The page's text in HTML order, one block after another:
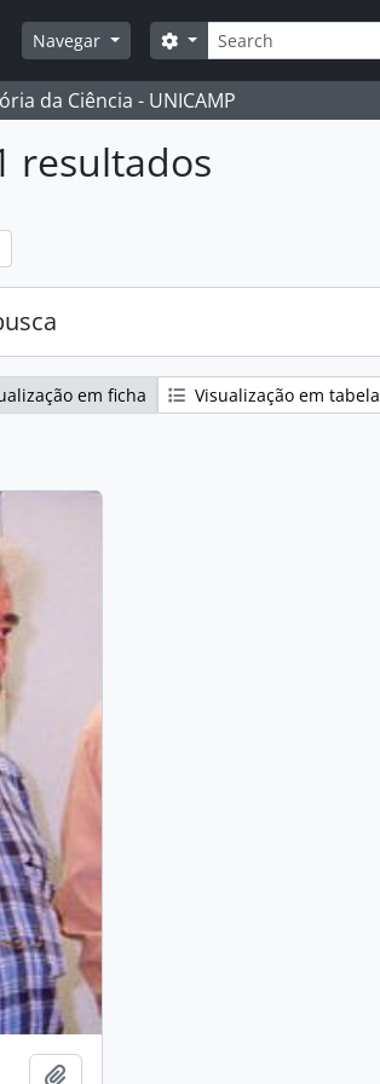
Navegar
Buscar
Opções de busca
da Ciência - UNICAMP
resultados
em ficha Visualização em tabela